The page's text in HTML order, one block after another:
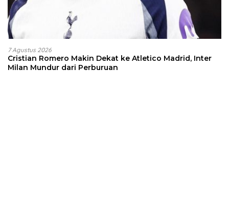
7 Agustus 2026
Cristian Romero Makin Dekat ke Atletico Madrid, Inter
Milan Mundur dari Perburuan